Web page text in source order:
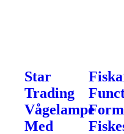
Star
Trading
Vågelampe
Med
Form